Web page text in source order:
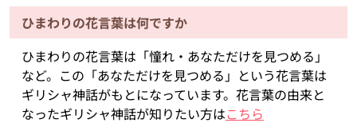
ひまわりの花言葉は何ですか
ひまわりの花言葉は「憧れ・あなただけを見つめる」
など。この「あなただけを見つめる」という花言葉は
ギリシャ神話がもとになっています。花言葉の由来と
なったギリシャ神話が知りたい方はこちら